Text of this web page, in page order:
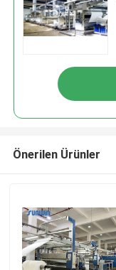
Önerilen Ürünler